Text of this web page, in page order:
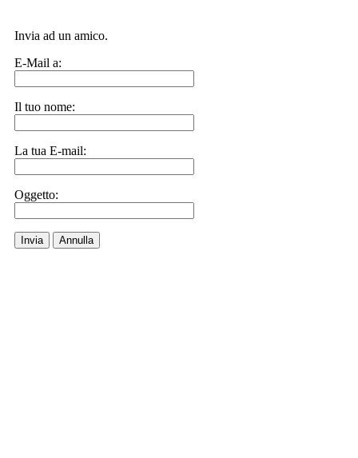
Invia ad un amico.
E-Mail a:
Il tuo nome:
La tua E-mail:
Oggetto:
Invia Annulla